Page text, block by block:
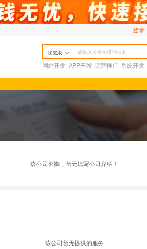
登录
找需求
网站开发 APP开发 运营推广 系统开发
该公司很懒，暂无填写公司介绍！
该公司暂无提供的服务